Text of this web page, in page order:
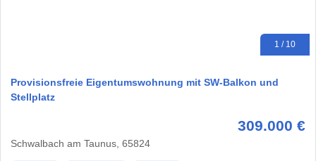
1 / 10
Provisionsfreie Eigentumswohnung mit SW-Balkon und
Stellplatz
309.000 €
Schwalbach am Taunus, 65824